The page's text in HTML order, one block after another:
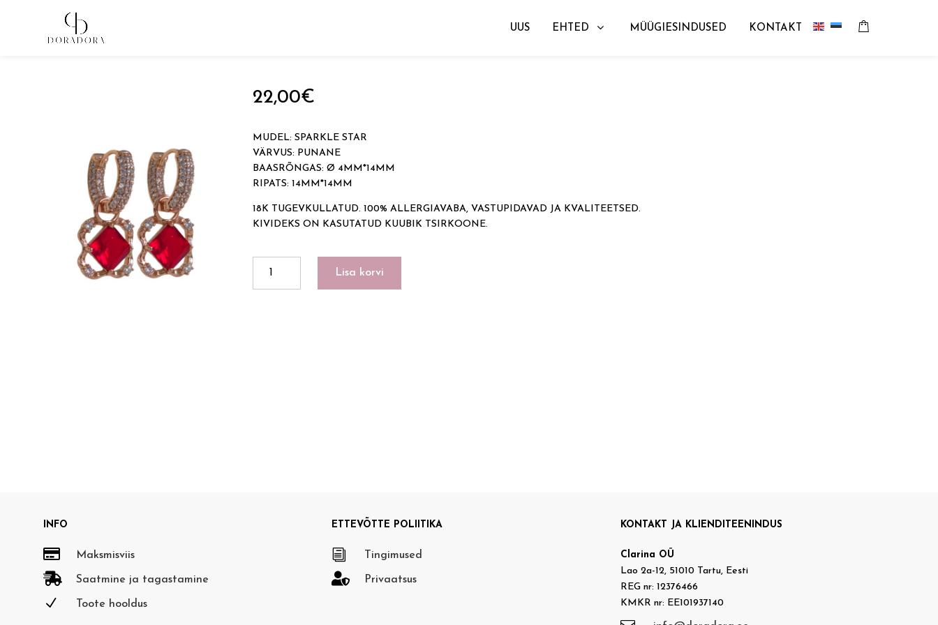
UUS EHTED MÜÜGIESINDUSED
KONTAKT
Avaleht→ Tugevkullatud ehted
22,00€
MUDEL: SPARKLE STAR
VÄRVUS: PUNANE
BAASRÕNGAS: Ø 4MM*14MM
RIPATS: 14MM*14MM
18K TUGEVKULLATUD. 100% ALLERGIAVABA, VASTUPIDAVAD JA KVALITEETSED.
KIVIDEKS ON KASUTATUD KUUBIK TSIRKOONE.
Lisa korvi
INFO
 Maksmisviis
 Saatmine ja tagastamine
N Toote hooldus
ETTEVÕTTE POLIITIKA
i Tingimused
 Privaatsus
KONTAKT JA KLIENDITEENINDUS
Clarina OÜ
Lao 2a-12, 51010 Tartu, Eesti
REG nr: 12376466
KMKR nr: EE101937140